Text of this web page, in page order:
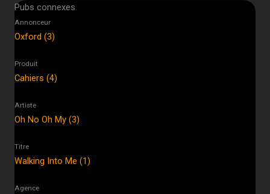
Pubs connexes
Annonceur
Oxford (3)
Produit
Cahiers (4)
Artiste
Oh No Oh My (3)
Titre
Walking Into Me (1)
Agence